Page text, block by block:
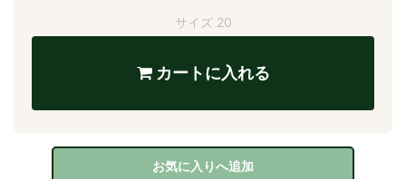
サイズ 20
カートに入れる
お気に入りへ追加